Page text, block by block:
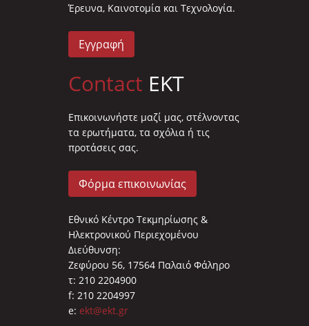
Έρευνα, Καινοτομία και Τεχνολογία.
Εγγραφή
Contact EKT
Επικοινωνήστε μαζί μας, στέλνοντας
τα ερωτήματα, τα σχόλια ή τις
προτάσεις σας.
Φόρμα επικοινωνίας
Εθνικό Κέντρο Τεκμηρίωσης &
Ηλεκτρονικού Περιεχομένου
Διεύθυνση:
Ζεφύρου 56, 17564 Παλαιό Φάληρο
τ: 210 2204900
f: 210 2204997
e: ekt@ekt.gr